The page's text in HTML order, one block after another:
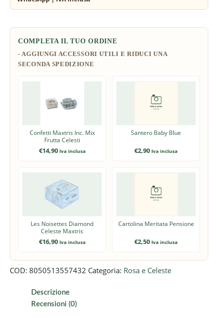
COMPLETA IL TUO ORDINE
Confetti Maxtris Inc. Mix
Frutta Celesti
€14,90 Iva inclusa
Santero Baby Blue
€2,90 Iva inclusa
Les Noisettes Diamond
Celeste Maxtris
€16,90 Iva inclusa
Cartolina Meritata Pensione
€2,50 Iva inclusa
COD: 8050513557432 Categoria: Rosa e Celeste
Descrizione
Recensioni (0)